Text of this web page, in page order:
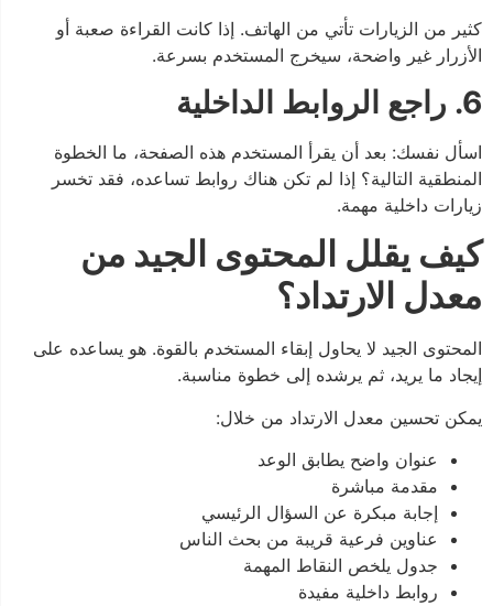
كثير من الزيارات تأتي من الهاتف. إذا كانت القراءة صعبة أو
الأزرار غير واضحة، سيخرج المستخدم بسرعة.
6. راجع الروابط الداخلية
اسأل نفسك: بعد أن يقرأ المستخدم هذه الصفحة، ما الخطوة
المنطقية التالية؟ إذا لم تكن هناك روابط تساعده، فقد تخسر
زيارات داخلية مهمة.
كيف يقلل المحتوى الجيد من
معدل الارتداد؟
المحتوى الجيد لا يحاول إبقاء المستخدم بالقوة. هو يساعده على
إيجاد ما يريد، ثم يرشده إلى خطوة مناسبة.
يمكن تحسين معدل الارتداد من خلال:
عنوان واضح يطابق الوعد
مقدمة مباشرة
إجابة مبكرة عن السؤال الرئيسي
عناوين فرعية قريبة من بحث الناس
جدول يلخص النقاط المهمة
روابط داخلية مفيدة